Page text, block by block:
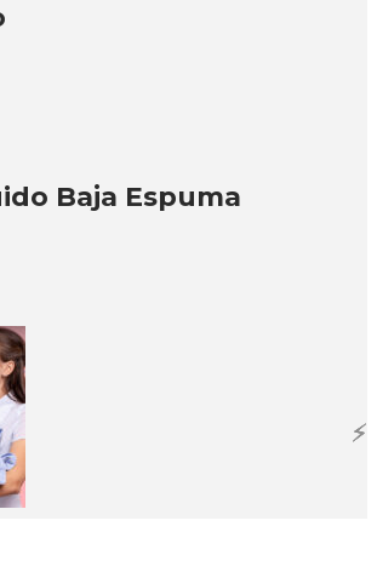
Baja Espuma
⚡️
⚡️
⚡️
⚡️